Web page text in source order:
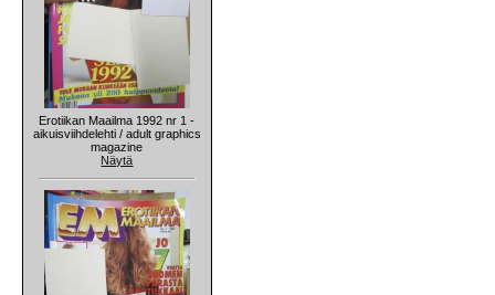
Erotiikan Maailma 1992 nr 1 -
aikuisviihdelehti / adult graphics
magazine
Näytä